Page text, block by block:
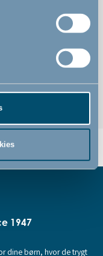
op eller låser sig
1947
dine børn, hvor de trygt